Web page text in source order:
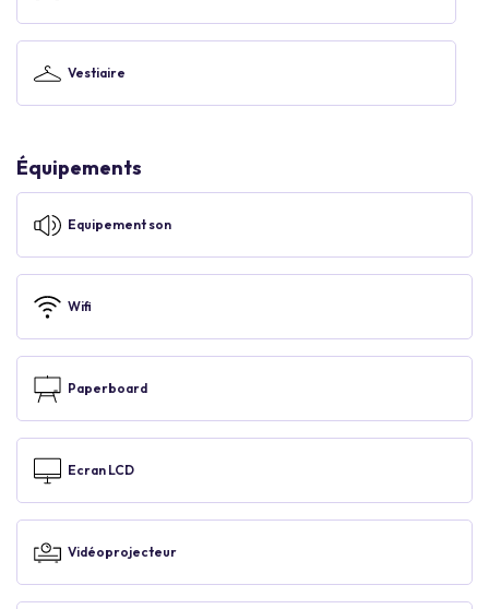
Vestiaire
Équipements
Equipement son
Wifi
Paperboard
Ecran LCD
Vidéoprojecteur